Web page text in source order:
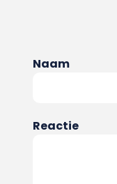
Naam
Reactie